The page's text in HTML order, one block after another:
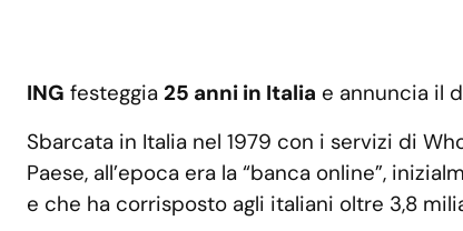
ING festeggia 25 anni in Italia e annuncia il
Sbarcata in Italia nel 1979 con i servizi di
Paese, all’epoca era la “banca online”,
e che ha corrisposto agli italiani oltre 3,8